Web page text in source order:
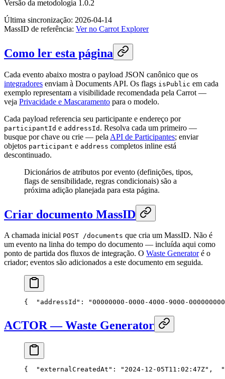
Versão da metodologia 1.0.2
Última sincronização: 2026-04-14
MassID de referência: Ver no Carrot Explorer
Como ler esta página
Cada evento abaixo mostra o payload JSON canônico que os
integradores enviam à Documents API. Os flags isPublic em cada
exemplo representam a visibilidade recomendada pela Carrot —
veja Privacidade e Mascaramento para o modelo.
Cada payload referencia seu participante e endereço por
participantId e addressId . Resolva cada um primeiro —
busque por chave ou crie — pela API de Participantes; enviar
objetos participant e address completos inline está
descontinuado.
Dicionários de atributos por evento (definições, tipos,
flags de sensibilidade, regras condicionais) são a
próxima adição planejada para esta página.
Criar documento MassID
A chamada inicial POST /documents que cria um MassID. Não é
um evento na linha do tempo do documento — incluída aqui como
ponto de partida dos fluxos de integração. O Waste Generatoré o
criador; eventos são adicionados a este documento em seguida.
{
"addressId": "00000000-0000-4000-9000-
ACTOR — Waste Generator
{
  "externalCreatedAt": "2024-12-05T11:02:47Z",